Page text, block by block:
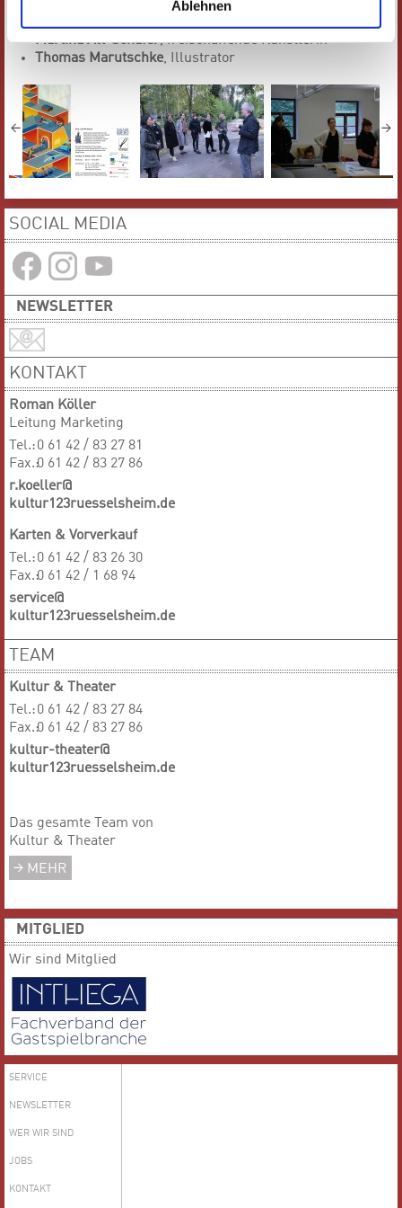
Ablehnen
, Illustrator
Martina Alt-Schäfer, freischaffende Künstlerin
Thomas Marutschke, Illustrator
SOCIAL MEDIA
NEWSLETTER
KONTAKT
Roman Köller
Leitung Marketing
Tel.:0 61 42 / 83 27 81
Fax.:0 61 42 / 83 27 86
r.koeller@
kultur123ruesselsheim.de
Karten & Vorverkauf
Tel.:0 61 42 / 83 26 30
Fax.:0 61 42 / 1 68 94
service@
kultur123ruesselsheim.de
TEAM
Kultur & Theater
Tel.:0 61 42 / 83 27 84
Fax.:0 61 42 / 83 27 86
kultur-theater@
kultur123ruesselsheim.de
Das gesamte Team von
Kultur & Theater
MEHR
MITGLIED
Wir sind Mitglied
SERVICE
NEWSLETTER
WER WIR SIND
JOBS
KONTAKT